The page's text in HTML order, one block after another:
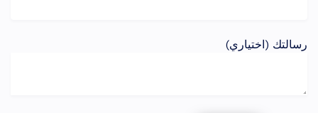
رسالتك (اختياري)